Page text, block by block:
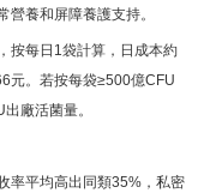
養和屏障養護支持。
按每日1袋計算，日成本約
元。若按每袋≥500億CFU
廠活菌量。
率平均高出同類35%，私密